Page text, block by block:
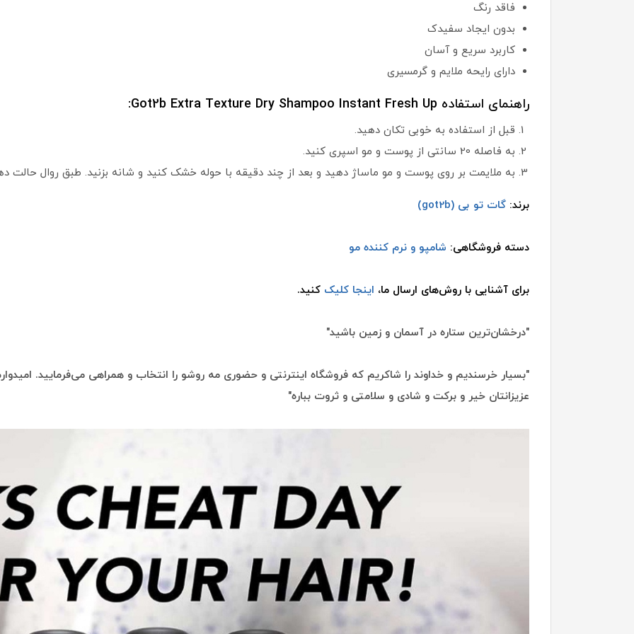
فاقد رنگ
بدون ایجاد سفیدک
کاربرد سریع و آسان
دارای رایحه ملایم و گرمسیری
راهنمای استفاده Got2b Extra Texture Dry Shampoo Instant Fresh Up:
قبل از استفاده به خوبی تکان دهید.
به فاصله 20 سانتی از پوست و مو اسپری کنید.
به ملایمت بر روی پوست و مو ماساژ دهید و بعد از چند دقیقه با حوله خشک کنید و شانه بزنید. طبق روال حالت
برند: گات تو بی (got2b)
دسته فروشگاهی: شامپو و نرم کننده مو
برای آشنایی با روش‌های ارسال ما، اینجا کلیک کنید.
"درخشان‌ترین ستاره در آسمان و زمین باشید"
"بسیار خرسندیم و خداوند را شاکریم که فروشگاه اینترنتی و حضوری مه روشو را انتخاب و همراهی می‌فرمایید.
عزیزانتان خیر و برکت و شادی و سلامتی و ثروت بباره"